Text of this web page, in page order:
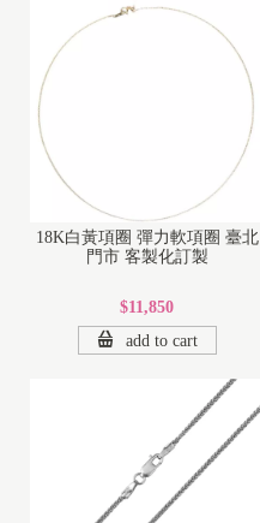
18K白黃項圈 彈力軟項圈 臺北
門市 客製化訂製
$11,850
add to cart